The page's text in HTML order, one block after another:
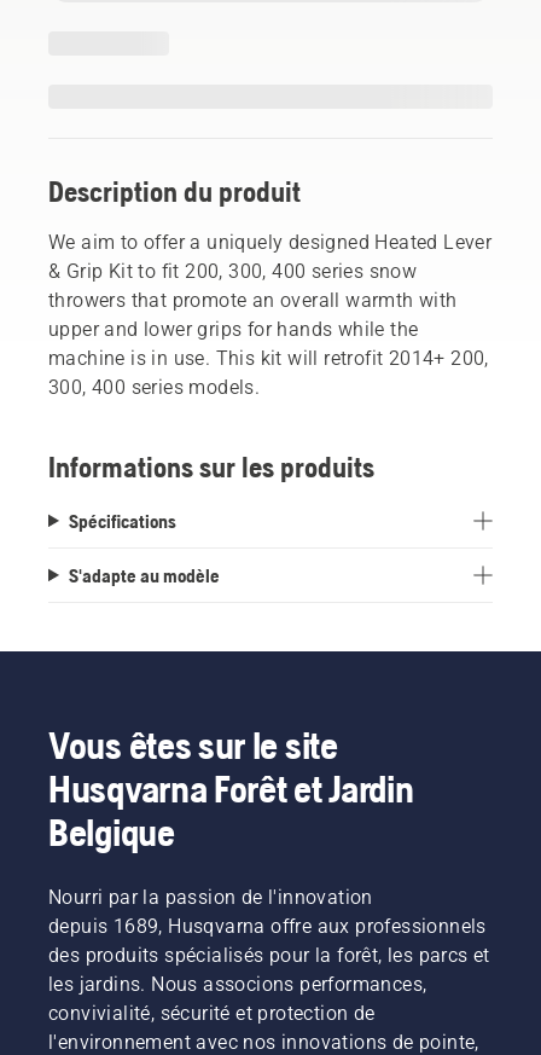
Description du produit
We aim to offer a uniquely designed Heated Lever
& Grip Kit to fit 200, 300, 400 series snow
throwers that promote an overall warmth with
upper and lower grips for hands while the
machine is in use. This kit will retrofit 2014+ 200,
300, 400 series models.
Informations sur les produits
Spécifications
S'adapte au modèle
Vous êtes sur le site
Husqvarna Forêt et Jardin
Belgique
Nourri par la passion de l'innovation
depuis 1689, Husqvarna offre aux professionnels
des produits spécialisés pour la forêt, les parcs et
les jardins. Nous associons performances,
convivialité, sécurité et protection de
l'environnement avec nos innovations de pointe,